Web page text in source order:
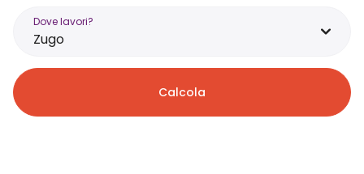
Dove lavori?
Zugo
Calcola